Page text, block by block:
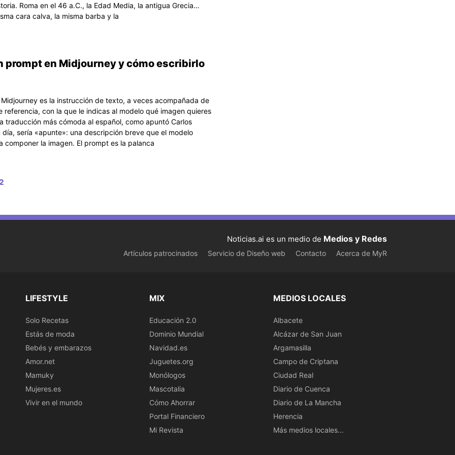
Roma en el 46 a.C., la Edad Media, la antigua Grecia…
cara calva, la misma barba y la
prompt en Midjourney y cómo escribirlo
es la instrucción de texto, a veces acompañada de
referencia, con la que le indicas al modelo qué imagen quieres
traducción más cómoda al español, como apuntó Carlos
día, sería «apunte»: una descripción breve que el modelo
componer la imagen. El prompt es la palanca
Noticias.ai es un medio de Medios y Redes
Artículos patrocinados Servicio de Diseño web Contacto Acerca de MyR
LIFESTYLE
Solo Recetas
Estás de moda
Bebés y embarazos
Amor.net
Mamuky
Mujeres.es
Vivir en el mundo
MIX
Educación 2.0
Dominio Mundial
Navidad.es
Juguetes.org
Monólogos
Mascotalia
Cómo Ahorrar
Portal Financiero
Mi Revista
MEDIOS LOCALES
Albacete
Alcázar de San Juan
Argamasilla
Campo de Criptana
Ciudad Real
Diario de Cuenca
Diario de La Mancha
Herencia
Más medios locales...